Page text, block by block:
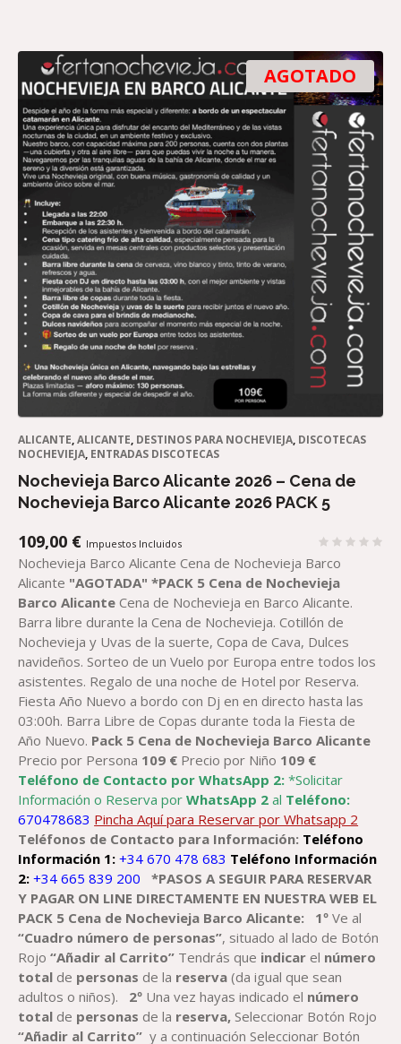
AGOTADO
ALICANTE,ALICANTE, DESTINOS PARA NOCHEVIEJA, DISCOTECAS
NOCHEVIEJA, ENTRADAS DISCOTECAS
Nochevieja Barco Alicante 2026 – Cena de
Nochevieja Barco Alicante 2026 PACK 5
109,00 € Impuestos Incluidos
Nochevieja Barco Alicante Cena de Nochevieja Barco
Alicante "AGOTADA" *PACK 5 Cena de Nochevieja
Barco Alicante Cena de Nochevieja en Barco Alicante.
Barra libre durante la Cena de Nochevieja. Cotillón de
Nochevieja y Uvas de la suerte, Copa de Cava, Dulces
navideños. Sorteo de un Vuelo por Europa entre todos los
asistentes. Regalo de una noche de Hotel por Reserva.
Fiesta Año Nuevo a bordo con Dj en en directo hasta las
03:00h. Barra Libre de Copas durante toda la Fiesta de
Año Nuevo. Pack 5 Cena de Nochevieja Barco Alicante
Precio por Persona 109 € Precio por Niño 109 €
Teléfono de Contacto por WhatsApp 2: *Solicitar
Información o Reserva porWhatsApp 2 al Teléfono:
670478683 Pincha Aquí para Reservar por Whatsapp 2
Teléfonos de Contacto para Información: Teléfono
Información 1:+34 670 478 683 Teléfono Información
2: +34 665 839 200
*PASOS A SEGUIR PARA RESERVAR
Y PAGAR ON LINE DIRECTAMENTE EN NUESTRA WEB EL
PACK 5 Cena de Nochevieja Barco Alicante: 1º Ve al
“Cuadro número de personas”, situado al lado de Botón
Rojo“Añadir al Carrito” Tendrás que indicarel número
total de personas de la reserva (da igual que sean
adultos o niños). 2º Una vez hayas indicado el número
total de personas de la reserva, Seleccionar Botón Rojo
“Añadir al Carrito” y a continuación Seleccionar Botón